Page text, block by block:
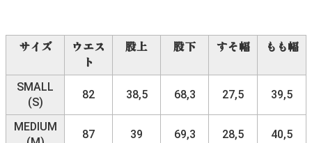
サイズ
ウエス
ト
股上 股下 すそ幅 もも幅
SMALL
(S)
82 38,5 68,3 27,5 39,5
MEDIUM
87 39 69,3 28,5 40,5